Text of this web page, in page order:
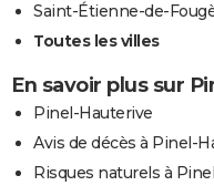
Saint-Étienne-de-
Toutes les villes
En savoir plus sur
Pinel-Hauterive
Avis de décès à Pinel-
Risques naturels à